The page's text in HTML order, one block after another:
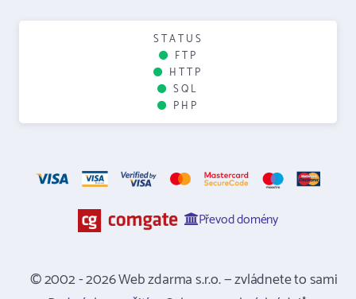
STATUS
FTP
HTTP
SQL
PHP
Převod domény
© 2002 - 2026 Web zdarma s.r.o. — zvládnete to sami